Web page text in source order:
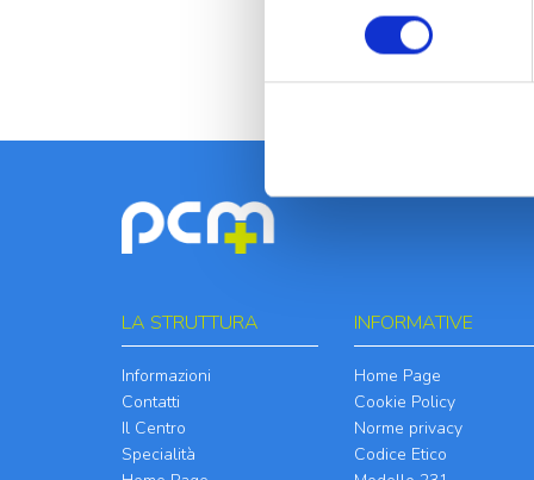
LA STRUTTURA
Informazioni
Contatti
Il Centro
Specialità
INFORMATIVE
Home Page
Cookie Policy
Norme privacy
Codice Etico